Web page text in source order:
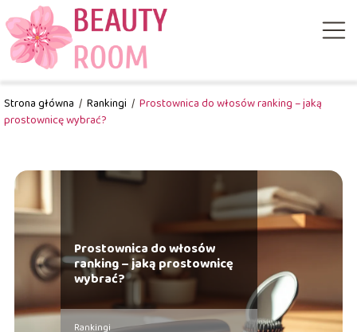
Strona główna / Rankingi / Prostownica do włosów ranking – jaką
prostownicę wybrać?
Prostownica do włosów
ranking – jaką prostownicę
wybrać?
Rankingi